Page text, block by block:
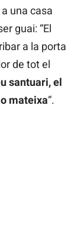
una casa
guai: “El
a la porta
de tot el
santuari, el
mateixa“.